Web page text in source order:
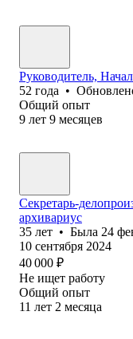
Руководитель,
52 года •
Общий опыт
9 лет 9 месяцев
Секретарь-
архивариус
35 лет • Была 24
10 сентября 2024
40 000 ₽
Не ищет работу
Общий опыт
11 лет 2 месяца